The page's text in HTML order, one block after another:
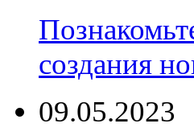
создания
09.05.2023